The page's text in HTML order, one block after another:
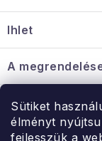
Sütiket
élményt
fejlesszük a
é
c
Információ a
Ihlet
A
Érintkezés
Érintkezés
Hé-Pé: 9:00-15:00